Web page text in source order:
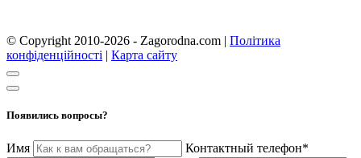
© Copyright 2010-2026 - Zagorodna.com | Політика
конфіденційності | Карта сайту
Появились вопросы?
Имя
Контактный телефон*